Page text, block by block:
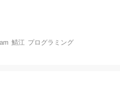
鯖江 プログラミング